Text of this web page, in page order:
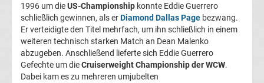
TV
Tabellen
Ergebnisse
International:
1996 um dieUS-Championship konnte Eddie Guerrero
schließlich gewinnen, als erDiamond Dallas Page bezwang.
Er verteidigte den Titel mehrfach, um ihn schließlich in einem
weiteren technisch starken Match an Dean Malenko
abzugeben. Anschließend lieferte sich Eddie Guerrero
Gefechte um dieCruiserweight Championship der WCW.
Dabei kam es zu mehreren umjubelten